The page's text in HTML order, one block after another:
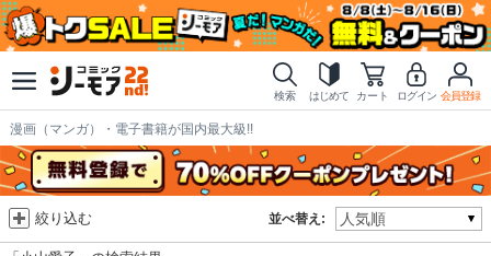
検索 はじめて カート ログイン 会員登録
漫画（マンガ）・電子書籍が国内最大級!!
並べ替え:
絞り込む